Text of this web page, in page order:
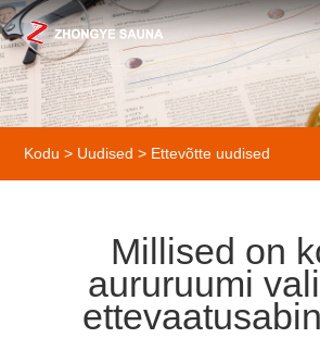
Kodu > Uudised > Ettevõtte uudised
Millised on
aururuumi